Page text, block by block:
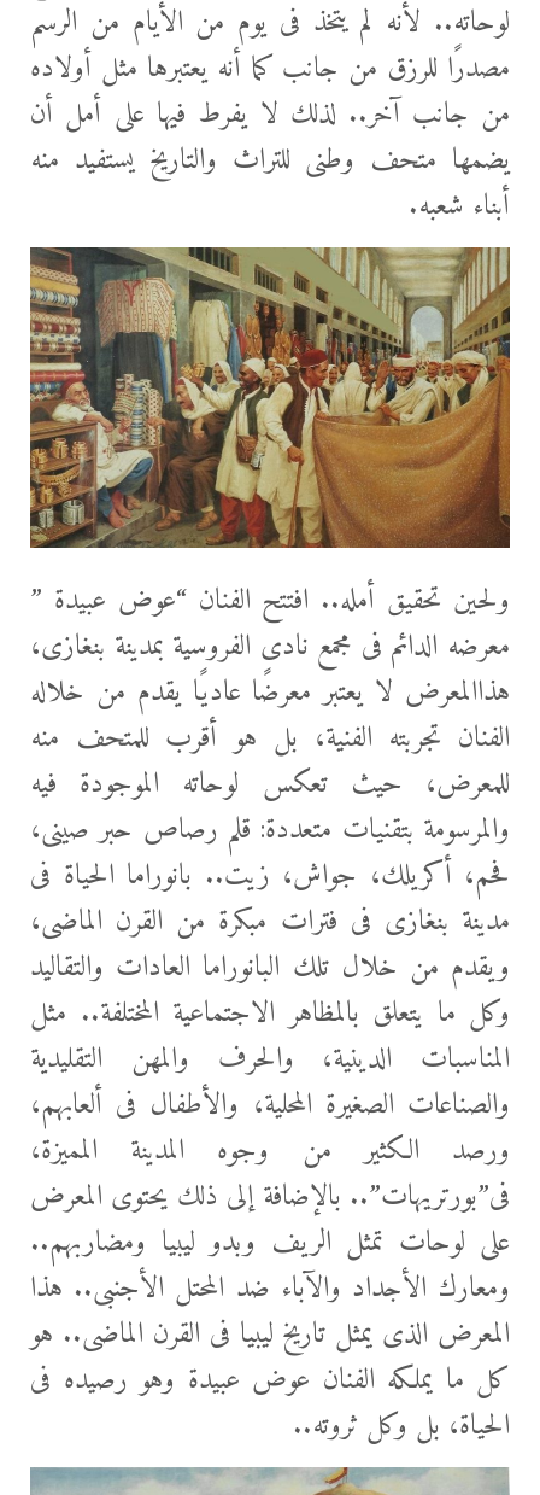
لوحاته.. لأنه لم يتخذ فى يوم من الأيام من الرسم
مصدرًا للرزق من جانب كما أنه يعتبرها مثل أولاده
من جانب آخر.. لذلك لا يفرط فيها على أمل أن
يضمها متحف وطنى للتراث والتاريخ يستفيد منه
أبناء شعبه.
ولحين تحقيق أمله.. افتتح الفنان “عوض عبيدة ”
معرضه الدائم فى مجمع نادى الفروسية بمدينة بنغازى،
هذاالمعرض لا يعتبر معرضًا عاديًا يقدم من خلاله
الفنان تجربته الفنية، بل هو أقرب للمتحف منه
للمعرض، حيث تعكس لوحاته الموجودة فيه
والمرسومة بتقنيات متعددة: قلم رصاص حبر صينى،
فحم، أكريلك، جواش، زيت.. بانوراما الحياة فى
مدينة بنغازى فى فترات مبكرة من القرن الماضى،
ويقدم من خلال تلك البانوراما العادات والتقاليد
وكل ما يتعلق بالمظاهر الاجتماعية المختلفة.. مثل
المناسبات الدينية، والحرف والمهن التقليدية
والصناعات الصغيرة المحلية، والأطفال فى ألعابهم،
ورصد الكثير من وجوه المدينة المميزة،
فى”بورتريهات”.. بالإضافة إلى ذلك يحتوى المعرض
على لوحات تمثل الريف وبدو ليبيا ومضاربهم..
ومعارك الأجداد والآباء ضد المحتل الأجنبى.. هذا
المعرض الذى يمثل تاريخ ليبيا فى القرن الماضى.. هو
كل ما يملكه الفنان عوض عبيدة وهو رصيده فى
الحياة، بل وكل ثروته..